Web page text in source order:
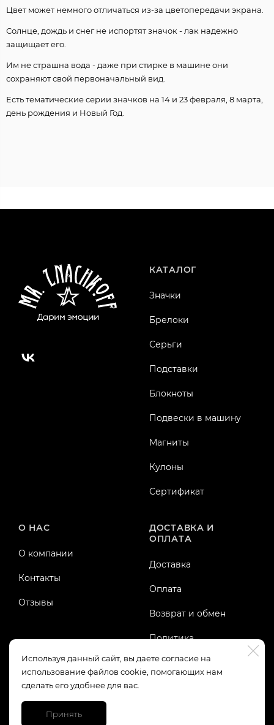
Используя данный сайт, вы даете согласие на
использование файлов cookie, помогающих нам
сделать его удобнее для вас.
Принять
Цвет может немного отличаться из-за цветопередачи экрана.
Солнце, дождь и снег не испортят значок - лак надежно
защищает его.
Им не страшна вода - даже при стирке в машине они
сохраняют свой первоначальный вид.
Есть тематические серии значков на 14 и 23 февраля, 8 марта,
день рождения и Новый Год.
КАТАЛОГ
Значки
Брелоки
Серьги
Подставки
Блокноты
Подвески в машину
Магниты
Кулоны
Сертификат
О НАС
О компании
Контакты
Отзывы
ДОСТАВКА И
ОПЛАТА
Доставка
Оплата
Возврат и обмен
Политика
конфиденциальности
Публичная оферта